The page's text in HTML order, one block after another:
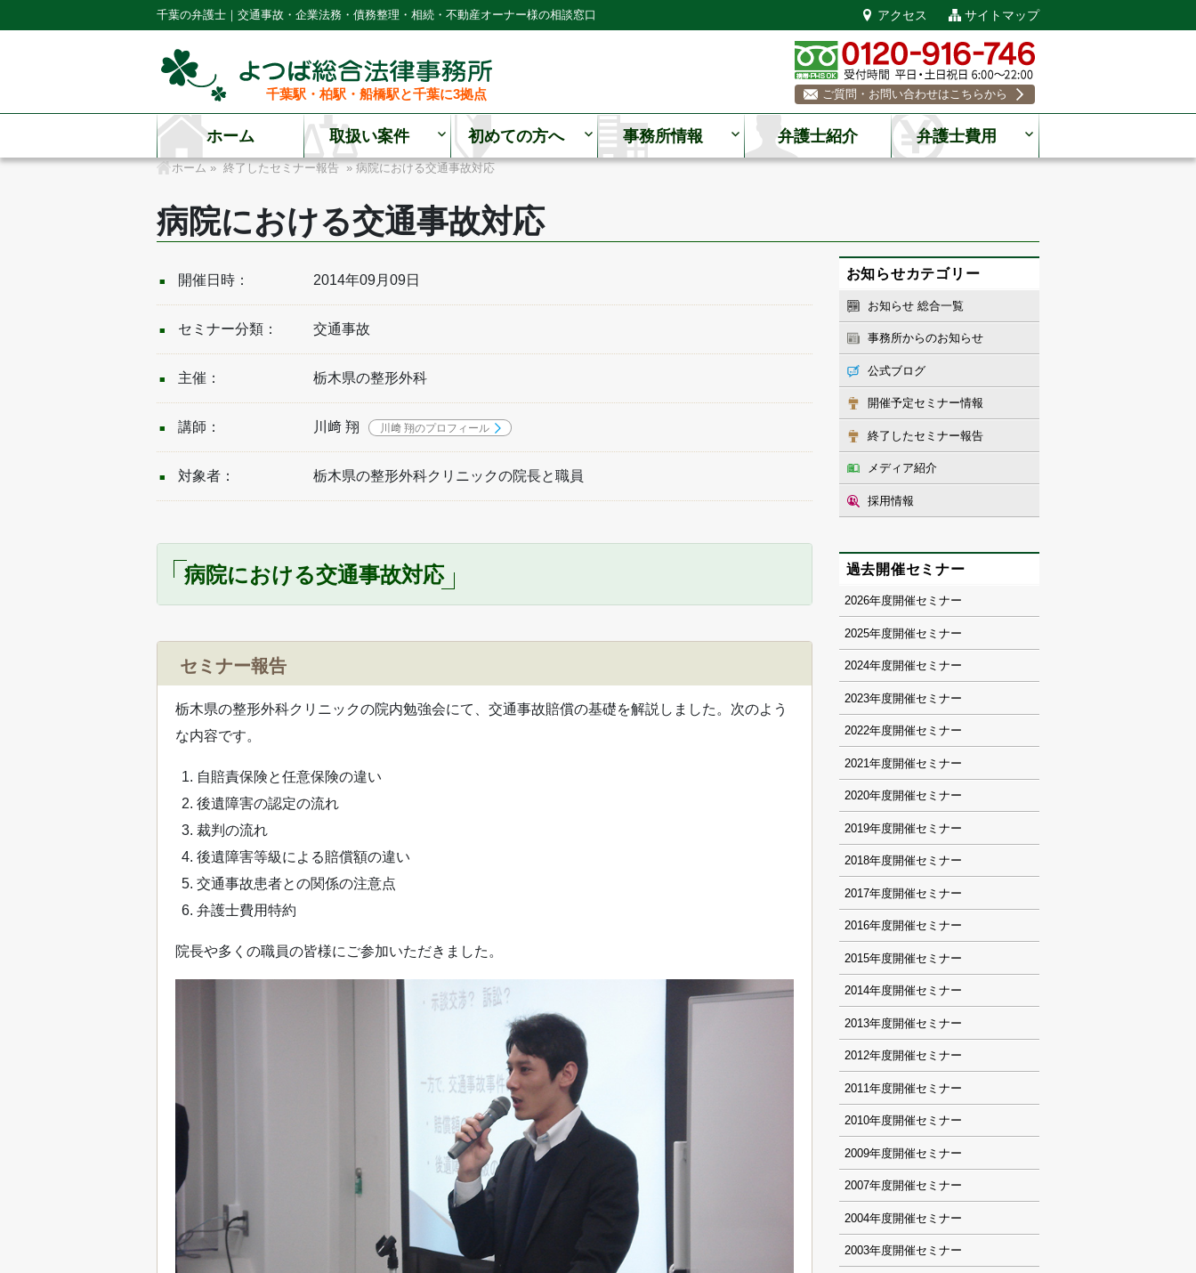
千葉の弁護士｜交通事故・企業法務・債務整理・相続・不動産オーナー様の相談窓口 アクセス サイトマップ
千葉駅・柏駅・船橋駅と千葉に3拠点 ご質問・お問い合わせはこちらから
ホーム 取扱い案件 初めての方へ 事務所情報 弁護士紹介 弁護士費用
ホーム » 終了したセミナー報告 » 病院における交通事故対応
病院における交通事故対応
開催日時： 2014年09月09日
セミナー分類： 交通事故
主催： 栃木県の整形外科
講師： 川﨑 翔 川﨑 翔のプロフィール
対象者： 栃木県の整形外科クリニックの院長と職員
病院における交通事故対応
セミナー報告
栃木県の整形外科クリニックの院内勉強会にて、交通事故賠償の基礎を解説しました。次のよう
な内容です。
自賠責保険と任意保険の違い
後遺障害の認定の流れ
裁判の流れ
後遺障害等級による賠償額の違い
交通事故患者との関係の注意点
弁護士費用特約
院長や多くの職員の皆様にご参加いただきました。
お知らせカテゴリー
お知らせ 総合一覧
事務所からのお知らせ
公式ブログ
開催予定セミナー情報
終了したセミナー報告
メディア紹介
採用情報
過去開催セミナー
2026
2025
2024
2023
2022
2021
2020
2019
2018
2017
2016
2015
2014
2013
2012
2011
2010
2009
2007
2004
2003